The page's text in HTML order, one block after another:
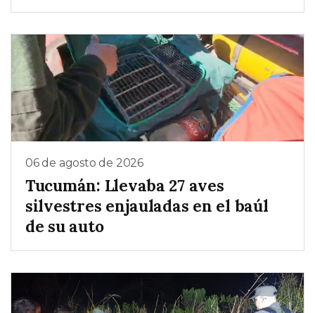
06 de agosto de 2026
Tucumán: Llevaba 27 aves
silvestres enjauladas en el baúl
de su auto